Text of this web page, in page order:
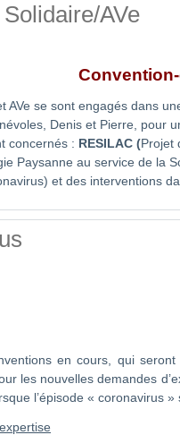
AVe
AVe se sont engagés dans
Denis et Pierre, pour
concernés : RESILAC (Projet
Paysanne au service de la
et des interventions
en cours, qui
les nouvelles demandes
l’épisode « coronavirus »